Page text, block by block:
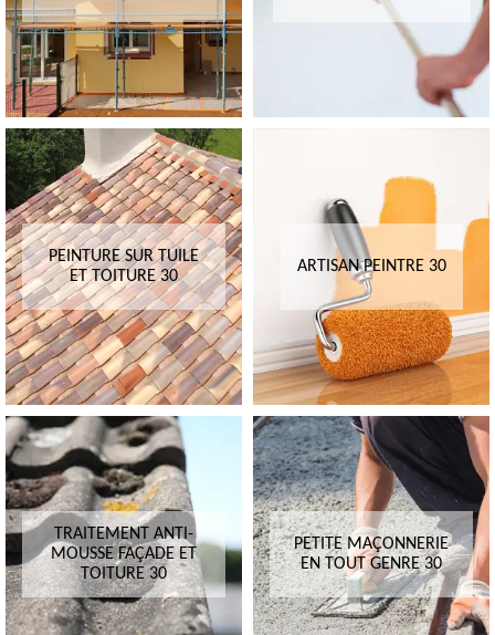
PEINTURE SUR TUILE
ET TOITURE 30
ARTISAN PEINTRE 30
TRAITEMENT ANTI-
MOUSSE FAÇADE ET
TOITURE 30
PETITE MAÇONNERIE
EN TOUT GENRE 30